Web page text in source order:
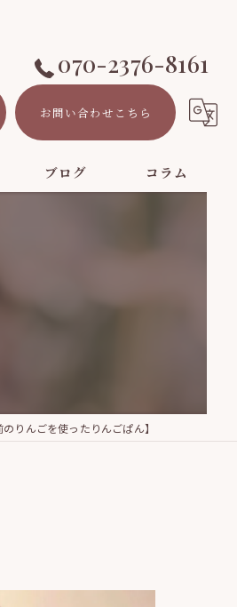
070-2376-8161
お問い合わせこちら
ブログ コラム
のりんごを使ったりんごぱん】